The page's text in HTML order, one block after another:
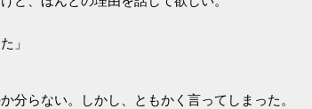
」
分らない。しかし、ともかく言ってしまった。